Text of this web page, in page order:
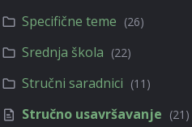
Specifične teme (26)
Srednja škola (22)
Stručni saradnici (11)
Stručno usavršavanje (21)